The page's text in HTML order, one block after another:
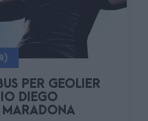
PER GEOLIER
DIEGO